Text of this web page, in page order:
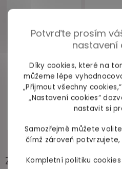
Potvrďte prosím
nastavení
Díky cookies, které na
můžeme lépe
„Přijmout všechny
„Nastavení cookies“
nastavit si
Samozřejmě můžete
čímž zároveň potvrzujete,
Kompletní politiku
Zákazníci často